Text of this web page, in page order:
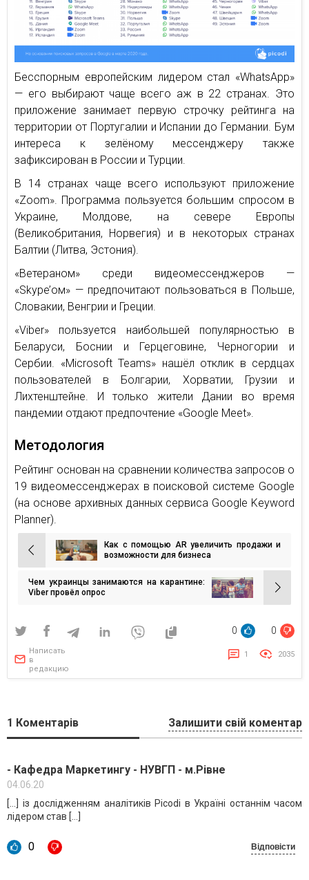
Бесспорным европейским лидером стал «WhatsApp»
— его выбирают чаще всего аж в 22 странах. Это
приложение занимает первую строчку рейтинга на
территории от Португалии и Испании до Германии. Бум
интереса к зелёному мессенджеру также
зафиксирован в России и Турции.
В 14 странах чаще всего используют приложение
«Zoom». Программа пользуется большим спросом в
Украине, Молдове, на севере Европы
(Великобритания, Норвегия) и в некоторых странах
Балтии (Литва, Эстония).
«Ветераном» среди видеомессенджеров —
«Skype’ом» — предпочитают пользоваться в Польше,
Словакии, Венгрии и Греции.
«Viber» пользуется наибольшей популярностью в
Беларуси, Боснии и Герцеговине, Черногории и
Сербии. «Microsoft Teams» нашёл отклик в сердцах
пользователей в Болгарии, Хорватии, Грузии и
Лихтенштейне. И только жители Дании во время
пандемии отдают предпочтение «Google Meet».
Методология
Рейтинг основан на сравнении количества запросов о
19 видеомессенджерах в поисковой системе Google
(на основе архивных данных сервиса Google Keyword
Planner).
Навигация
по
записям
Как с помощью AR увеличить продажи и
возможности для бизнеса
Чем украинцы занимаются на карантине:
Viber провёл опрос
0 0
Написать
в
редакцию
1 2035
1 Коментарів Залишити свій коментар
- Кафедра Маркетингу - НУВГП - м.Рівне
04.06.20
[…] із дослідженням аналітиків Picodi в Україні останнім часом
лідером став […]
0 Відповісти